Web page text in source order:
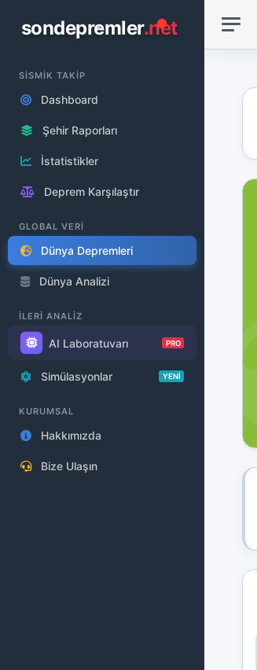
sondepremler.net
SİSMİK TAKİP
Dashboard
Şehir Raporları
İstatistikler
Deprem Karşılaştır
GLOBAL VERİ
Dünya Depremleri
Dünya Analizi
İLERİ ANALİZ
AI Laboratuvarı PRO
Simülasyonlar YENİ
KURUMSAL
Hakkımızda
Bize Ulaşın